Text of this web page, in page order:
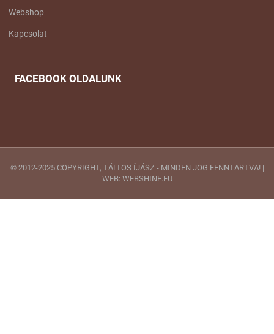
Webshop
Kapcsolat
FACEBOOK OLDALUNK
© 2012-2025 COPYRIGHT, TÁLTOS ÍJÁSZ - MINDEN JOG FENNTARTVA! |
WEB: WEBSHINE.EU